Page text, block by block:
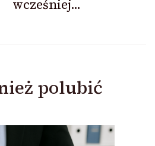
wcześniej…
polubić